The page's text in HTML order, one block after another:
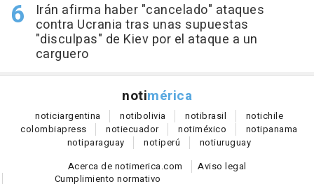
Irán afirma haber "cancelado" ataques
contra Ucrania tras unas supuestas
"disculpas" de Kiev por el ataque a un
carguero
notimérica
noticiargentina notibolivia notibrasil notichile
colombiapress notiecuador notiméxico notipanama
notiparaguay notiperú notiuruguay
Acerca de notimerica.com
Aviso legal
Cumplimiento normativo